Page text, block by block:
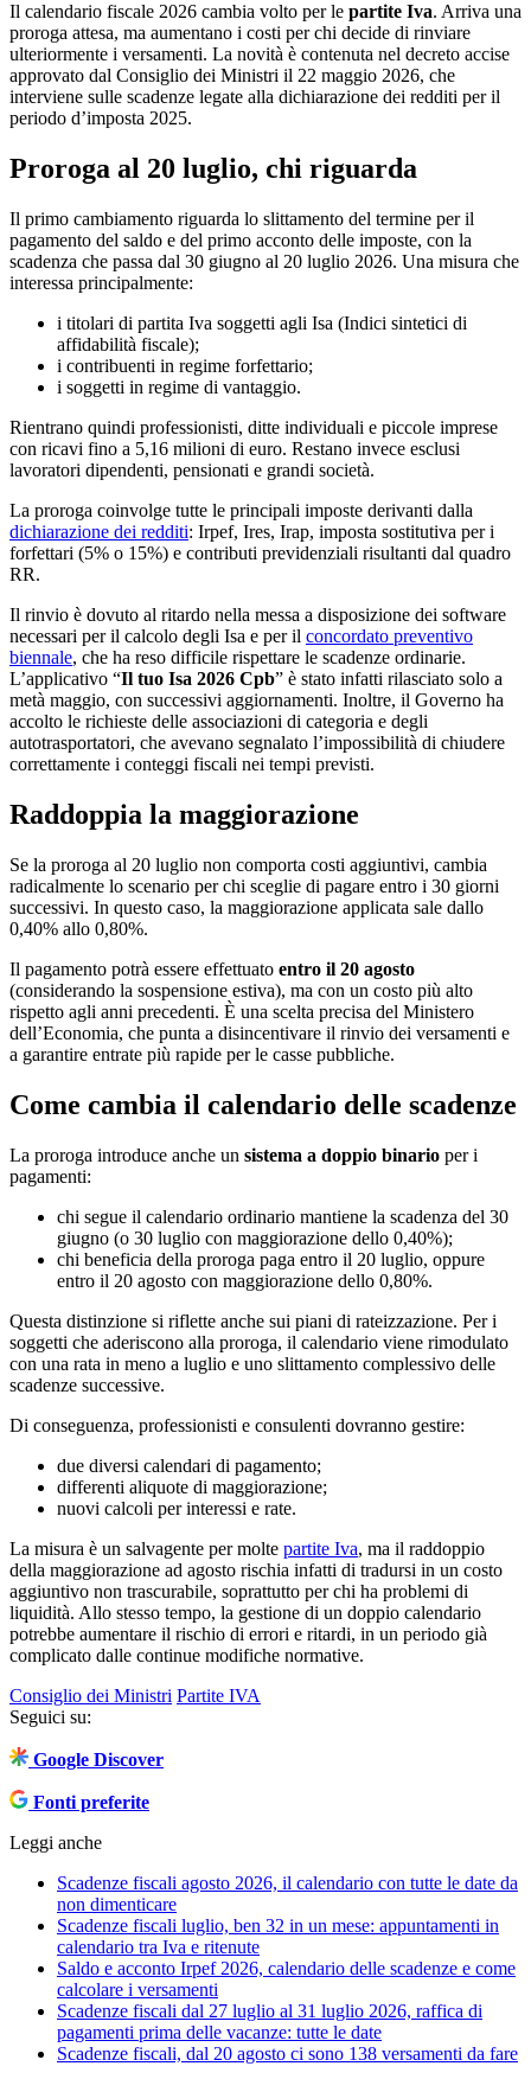
Il calendario fiscale 2026 cambia volto per le partite Iva. Arriva una
proroga attesa, ma aumentano i costi per chi decide di rinviare
ulteriormente i versamenti. La novità è contenuta nel decreto accise
approvato dal Consiglio dei Ministri il 22 maggio 2026, che
interviene sulle scadenze legate alla dichiarazione dei redditi per il
periodo d’imposta 2025.
Proroga al 20 luglio, chi riguarda
Il primo cambiamento riguarda lo slittamento del termine per il
pagamento del saldo e del primo acconto delle imposte, con la
scadenza che passa dal 30 giugno al 20 luglio 2026. Una misura che
interessa principalmente:
i titolari di partita Iva soggetti agli Isa (Indici sintetici di
affidabilità fiscale);
i contribuenti in regime forfettario;
i soggetti in regime di vantaggio.
Rientrano quindi professionisti, ditte individuali e piccole imprese
con ricavi fino a 5,16 milioni di euro. Restano invece esclusi
lavoratori dipendenti, pensionati e grandi società.
La proroga coinvolge tutte le principali imposte derivanti dalla
dichiarazione dei redditi: Irpef, Ires, Irap, imposta sostitutiva per i
forfettari (5% o 15%) e contributi previdenziali risultanti dal quadro
RR.
Il rinvio è dovuto al ritardo nella messa a disposizione dei software
necessari per il calcolo degli Isa e per il concordato preventivo
biennale, che ha reso difficile rispettare le scadenze ordinarie.
L’applicativo “Il tuo Isa 2026 Cpb” è stato infatti rilasciato solo a
metà maggio, con successivi aggiornamenti. Inoltre, il Governo ha
accolto le richieste delle associazioni di categoria e degli
autotrasportatori, che avevano segnalato l’impossibilità di chiudere
correttamente i conteggi fiscali nei tempi previsti.
Raddoppia la maggiorazione
Se la proroga al 20 luglio non comporta costi aggiuntivi, cambia
radicalmente lo scenario per chi sceglie di pagare entro i 30 giorni
successivi. In questo caso, la maggiorazione applicata sale dallo
0,40% allo 0,80%.
Il pagamento potrà essere effettuato entro il 20 agosto
(considerando la sospensione estiva), ma con un costo più alto
rispetto agli anni precedenti. È una scelta precisa del Ministero
dell’Economia, che punta a disincentivare il rinvio dei versamenti e
a garantire entrate più rapide per le casse pubbliche.
Come cambia il calendario delle scadenze
La proroga introduce anche un sistema a doppio binario per i
pagamenti:
chi segue il calendario ordinario mantiene la scadenza del 30
giugno (o 30 luglio con maggiorazione dello 0,40%);
chi beneficia della proroga paga entro il 20 luglio, oppure
entro il 20 agosto con maggiorazione dello 0,80%.
Questa distinzione si riflette anche sui piani di rateizzazione. Per i
soggetti che aderiscono alla proroga, il calendario viene rimodulato
con una rata in meno a luglio e uno slittamento complessivo delle
scadenze successive.
Di conseguenza, professionisti e consulenti dovranno gestire:
due diversi calendari di pagamento;
differenti aliquote di maggiorazione;
nuovi calcoli per interessi e rate.
La misura è un salvagente per molte partite Iva, ma il raddoppio
della maggiorazione ad agosto rischia infatti di tradursi in un costo
aggiuntivo non trascurabile, soprattutto per chi ha problemi di
liquidità. Allo stesso tempo, la gestione di un doppio calendario
potrebbe aumentare il rischio di errori e ritardi, in un periodo già
complicato dalle continue modifiche normative.
Consiglio dei Ministri Partite IVA
Seguici su:
Google Discover
Fonti preferite
Leggi anche
Scadenze fiscali agosto 2026, il calendario con tutte le date da
non dimenticare
Scadenze fiscali luglio, ben 32 in un mese: appuntamenti in
calendario tra Iva e ritenute
Saldo e acconto Irpef 2026, calendario delle scadenze e come
calcolare i versamenti
Scadenze fiscali dal 27 luglio al 31 luglio 2026, raffica di
pagamenti prima delle vacanze: tutte le date
Scadenze fiscali, dal 20 agosto ci sono 138 versamenti da fare